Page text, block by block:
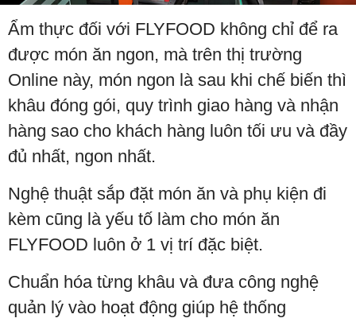
Ẩm thực đối với FLYFOOD không chỉ để ra
được món ăn ngon, mà trên thị trường
Online này, món ngon là sau khi chế biến thì
khâu đóng gói, quy trình giao hàng và nhận
hàng sao cho khách hàng luôn tối ưu và đầy
đủ nhất, ngon nhất.
Nghệ thuật sắp đặt món ăn và phụ kiện đi
kèm cũng là yếu tố làm cho món ăn
FLYFOOD luôn ở 1 vị trí đặc biệt.
Chuẩn hóa từng khâu và đưa công nghệ
quản lý vào hoạt động giúp hệ thống